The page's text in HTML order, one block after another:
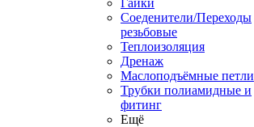
Гайки
Соеденители/Переходы
резьбовые
Теплоизоляция
Дренаж
Маслоподъёмные петли
Трубки полиамидные и
фитинг
Ещё